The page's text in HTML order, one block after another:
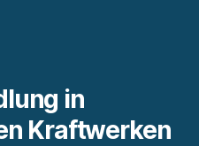
in
Kraftwerken